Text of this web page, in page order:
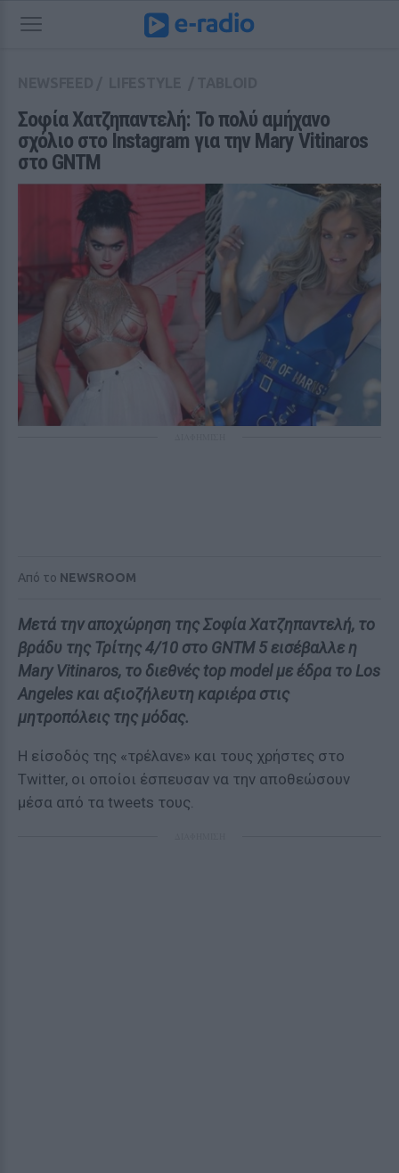
Σοφία Χατζηπαντελή: Το πολύ αμήχανο
σχόλιο στο Instagram για την Mary Vitinaros
στο GNTM
Από το NEWSROOM
Μετά την αποχώρηση της Σοφία Χατζηπαντελή, το
βράδυ της Τρίτης 4/10 στο GNTM 5 εισέβαλλε η
Mary Vitinaros, το διεθνές top model με έδρα το Los
Angeles και αξιοζήλευτη καριέρα στις
μητροπόλεις της μόδας.
Η είσοδός της «τρέλανε» και τους χρήστες στο
Τwitter, οι οποίοι έσπευσαν να την αποθεώσουν
μέσα από τα tweets τους.